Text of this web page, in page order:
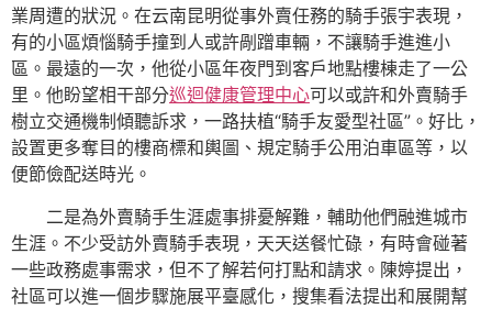
業周遭的狀況。在云南昆明從事外賣任務的騎手張宇表現，
有的小區煩惱騎手撞到人或許剮蹭車輛，不讓騎手進進小
區。最遠的一次，他從小區年夜門到客戶地點樓棟走了一公
里。他盼望相干部分巡迴健康管理中心可以或許和外賣騎手
樹立交通機制傾聽訴求，一路扶植“騎手友愛型社區”。好比，
設置更多奪目的樓商標和輿圖、規定騎手公用泊車區等，以
便節儉配送時光。
二是為外賣騎手生涯處事排憂解難，輔助他們融進城市
生涯。不少受訪外賣騎手表現，天天送餐忙碌，有時會碰著
一些政務處事需求，但不了解若何打點和請求。陳婷提出，
社區可以進一個步驟施展平臺感化，搜集看法提出和展開幫